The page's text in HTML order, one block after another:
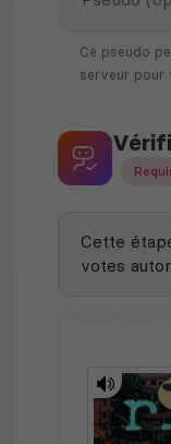
Ce pseudo
serveur pour
Cette
votes